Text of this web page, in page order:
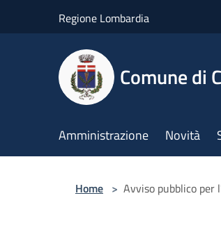
Regione Lombardia
Comune di
Amministrazione Novità
Home > Avviso pubblico per